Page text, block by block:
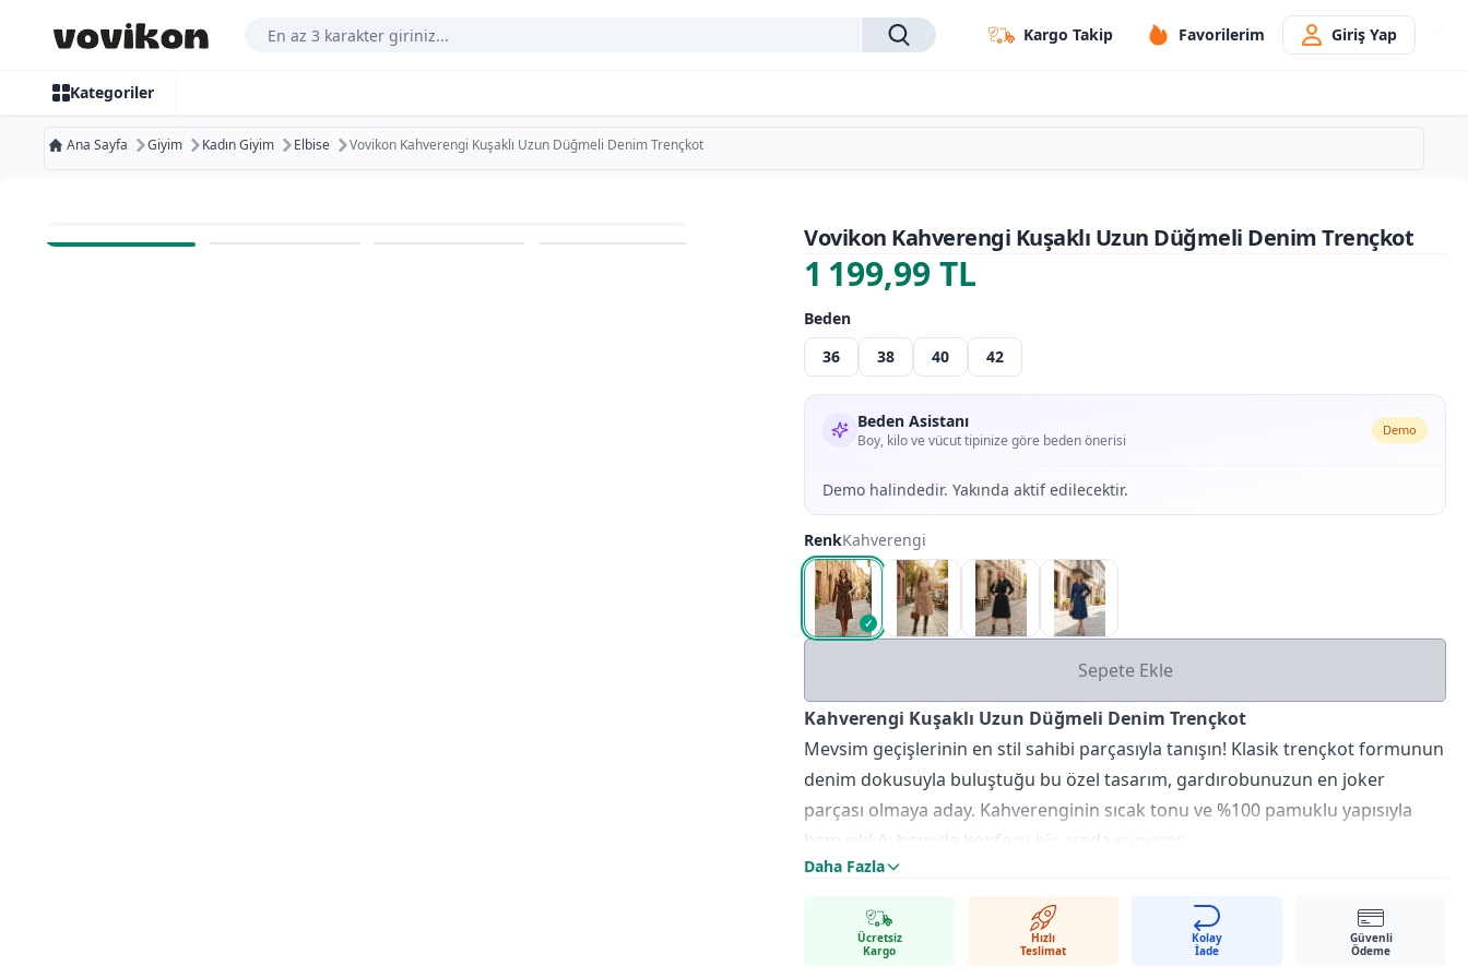
Arama Yap Kargo Takip Favorilerim Giriş Yap
Kategoriler
Ana Sayfa Giyim Kadın Giyim Elbise Vovikon Kahverengi Kuşaklı Uzun Düğmeli Denim Trençkot
Ücretsiz Kargo
Vovikon Kahverengi Kuşaklı Uzun Düğmeli Denim Trençkot
1 199,99 TL
Beden
36
38 40 42
Beden Asistanı
Boy, kilo ve vücut tipinize göre beden önerisi
Demo
Demo halindedir. Yakında aktif edilecektir.
RenkKahverengi
✓
Sepete Ekle
Kahverengi Kuşaklı Uzun Düğmeli Denim Trençkot
Mevsim geçişlerinin en stil sahibi parçasıyla tanışın! Klasik trençkot formunun
denim dokusuyla buluştuğu bu özel tasarım, gardırobunuzun en joker
parçası olmaya aday. Kahverenginin sıcak tonu ve %100 pamuklu yapısıyla
hem şıklığı hem de konforu bir arada sunuyor.
Ürün Özellikleri ve Detayları
%100 Pamuk içerikli yüksek kaliteli denim kumaştan
üretilmiştir. Cildinizin nefes almasını sağlar ve gün boyu konfor sunar.
Tasarım:Uzun kesimi ve düğme detaylarıyla klasik bir silüet çizerken, denim
Daha Fazla
Ücretsiz
Kargo
Hızlı
Teslimat
Kolay
İade
Güvenli
Ödeme